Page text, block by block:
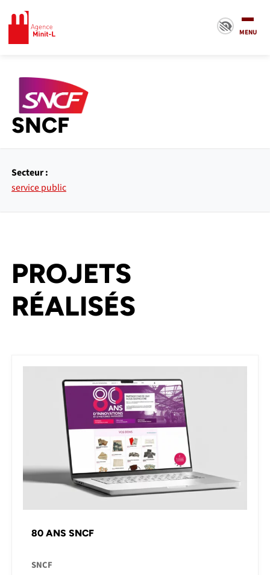
Minit-L
MENU
SNCF
Secteur :
service public
PROJETS
RÉALISÉS
80 ANS SNCF
SNCF